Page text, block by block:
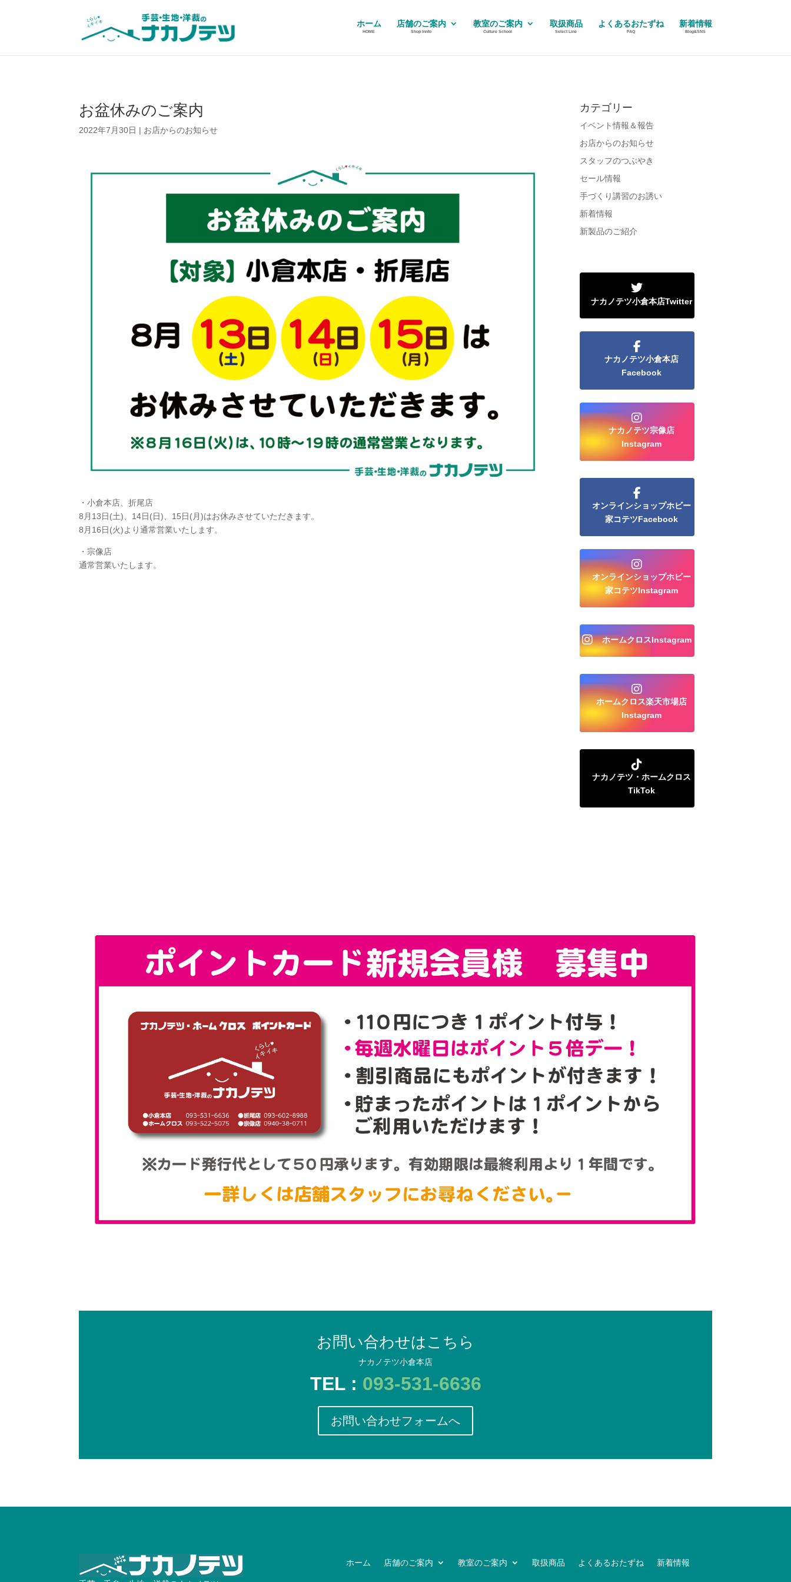
ホーム
HOME
店舗のご案内
Shop Innfo
教室のご案内
Culture School
取扱商品
Select Line
よくあるおたずね
FAQ
新着情報
Blog&SNS
お盆休みのご案内
2022年7月30日 | お店からのお知らせ
・小倉本店、折尾店
8月13日(土)、14日(日)、15日(月)はお休みさせていただきます。
8月16日(火)より通常営業いたします。
・宗像店
通常営業いたします。
カテゴリー
イベント情報＆報告
お店からのお知らせ
スタッフのつぶやき
セール情報
手づくり講習のお誘い
新着情報
新製品のご紹介
ナカノテツ小倉本店Twitter
ナカノテツ小倉本店
Facebook
ナカノテツ宗像店
Instagram
オンラインショップホビー
家コテツFacebook
オンラインショップホビー
家コテツInstagram
ホームクロスInstagram
ホームクロス楽天市場店
Instagram
ナカノテツ・ホームクロス
TikTok
お問い合わせはこちら
ナカノテツ小倉本店
TEL : 093-531-6636
お問い合わせフォームへ
ホーム 店舗のご案内 教室のご案内 取扱商品 よくあるおたずね 新着情報